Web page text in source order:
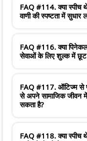
FAQ #114. क्या स्पीच
वाणी की स्पष्टता में सुधार
FAQ #116. क्या
सेवाओं के लिए शुल्क में छूट
FAQ #117. ऑटिज्म से
से अपने सामाजिक
सकता है?
FAQ #118. क्या स्पीच